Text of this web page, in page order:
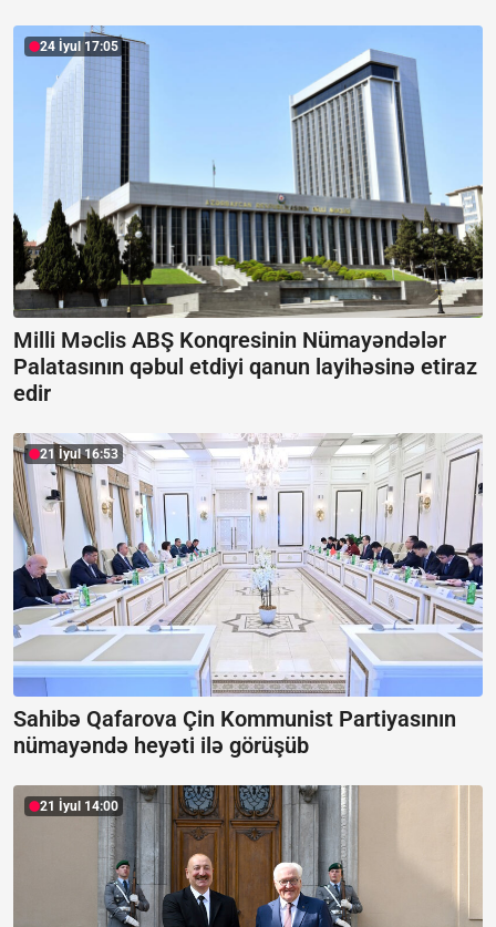
24 İyul 17:05
Milli Məclis ABŞ Konqresinin Nümayəndələr
Palatasının qəbul etdiyi qanun layihəsinə etiraz
edir
21 İyul 16:53
Sahibə Qafarova Çin Kommunist Partiyasının
nümayəndə heyəti ilə görüşüb
21 İyul 14:00